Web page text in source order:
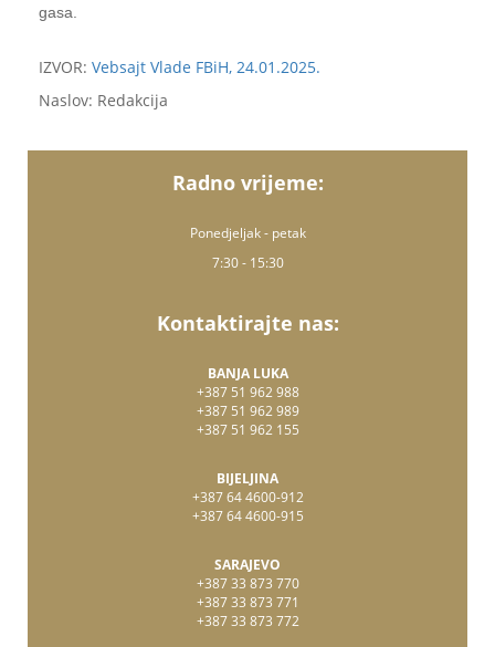
gasa.
IZVOR: Vebsajt Vlade FBiH, 24.01.2025.
Naslov: Redakcija
Radno vrijeme:
Ponedjeljak - petak
7:30 - 15:30
Kontaktirajte nas:
BANJA LUKA
+387 51 962 988
+387 51 962 989
+387 51 962 155
BIJELJINA
+387 64 4600-912
+387 64 4600-915
SARAJEVO
+387 33 873 770
+387 33 873 771
+387 33 873 772